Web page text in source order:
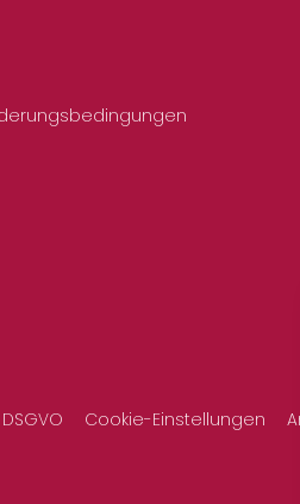
DSGVO Cookie-Einstellungen